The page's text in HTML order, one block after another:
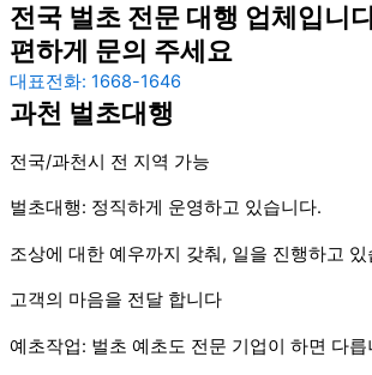
전국 벌초 전문 대행 업체입니
편하게 문의 주세요
대표전화: 1668-1646
과천 벌초대행
전국/과천시 전 지역 가능
벌초대행: 정직하게 운영하고 있습니다.
조상에 대한 예우까지 갖춰, 일을 진행하고 있
고객의 마음을 전달 합니다
예초작업: 벌초 예초도 전문 기업이 하면 다릅